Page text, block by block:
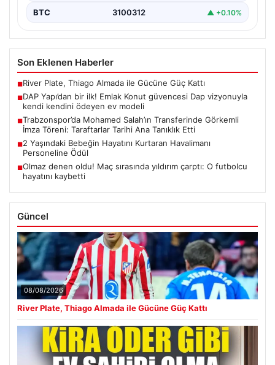
BTC 3100312 ▲ +0.10%
Son Eklenen Haberler
■River Plate, Thiago Almada ile Gücüne Güç Kattı
■DAP Yapı’dan bir ilk! Emlak Konut güvencesi Dap vizyonuyla
kendi kendini ödeyen ev modeli
■Trabzonspor’da Mohamed Salah’ın Transferinde Görkemli
İmza Töreni: Taraftarlar Tarihi Ana Tanıklık Etti
■2 Yaşındaki Bebeğin Hayatını Kurtaran Havalimanı
Personeline Ödül
■Olmaz denen oldu! Maç sırasında yıldırım çarptı: O futbolcu
hayatını kaybetti
Güncel
08/08/2026
River Plate, Thiago Almada ile Gücüne Güç Kattı